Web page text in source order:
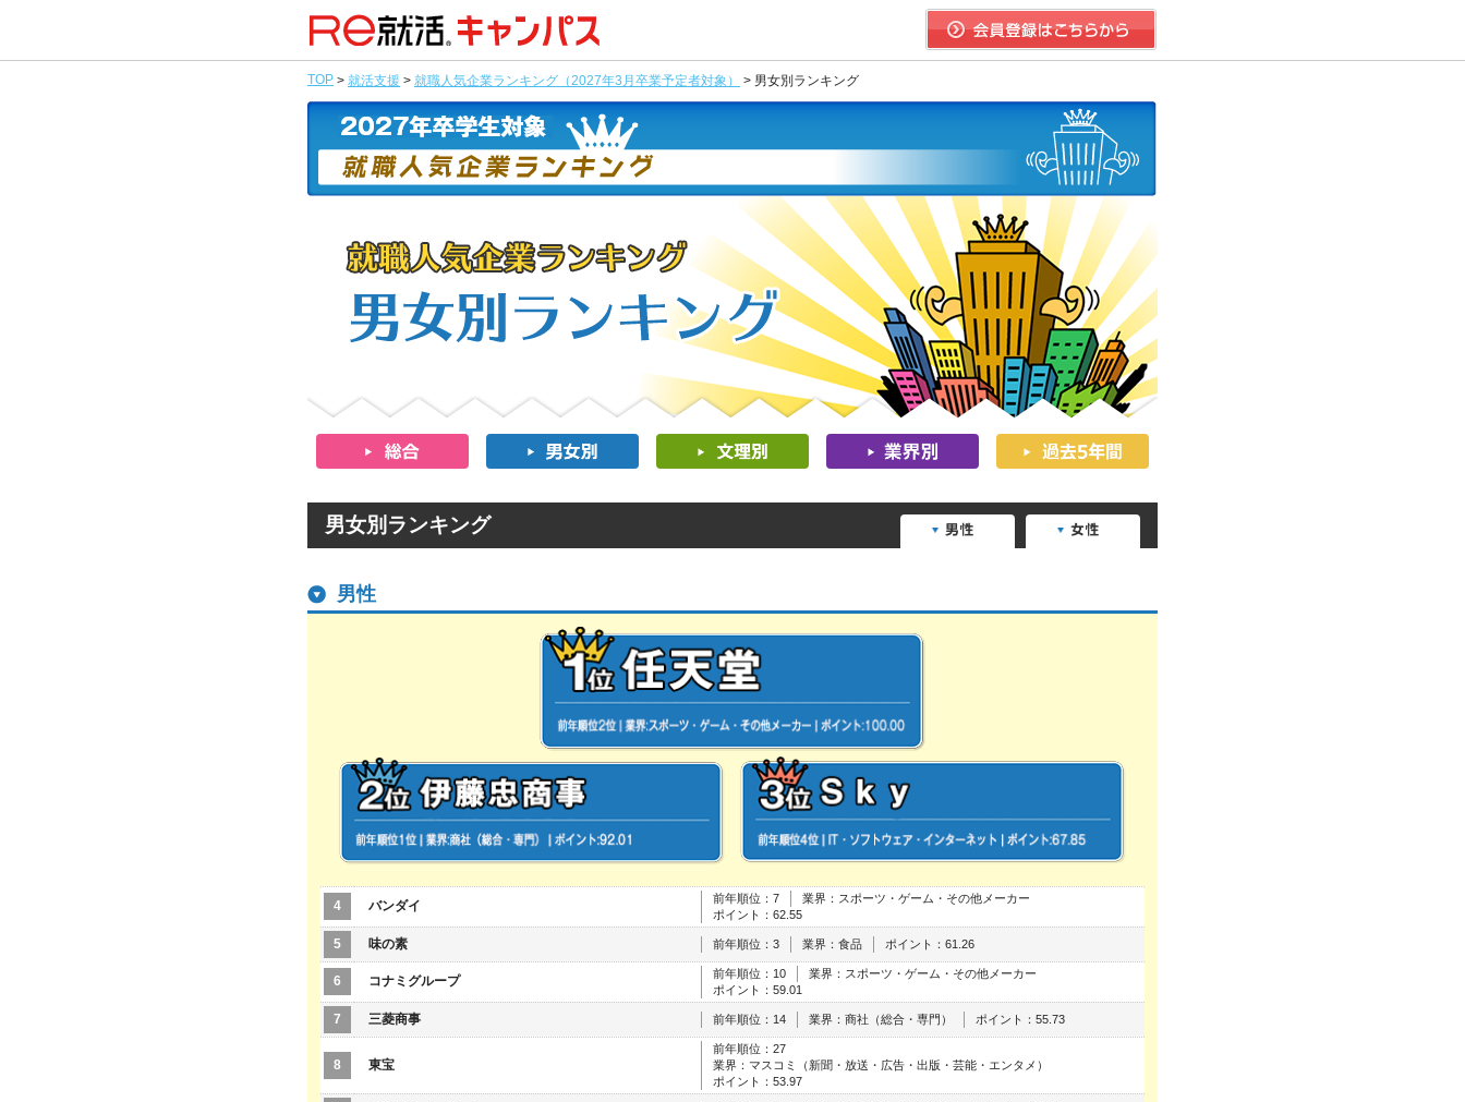
TOP > 就活支援 > 就職人気企業ランキング（2027年3月卒業予定者対象） > 男女別ランキング
男女別ランキング
男性
4 バンダイ 前年順位：7
業界：スポーツ・ゲーム・その他メーカー
ポイント：62.55
5 味の素 前年順位：3 業界：食品 ポイント：61.26
6 コナミグループ 前年順位：10
業界：スポーツ・ゲーム・その他メーカー
ポイント：59.01
7 三菱商事 前年順位：14 業界：商社（総合・専門） ポイント：55.73
8 東宝
前年順位：27
業界：マスコミ（新聞・放送・広告・出版・芸能・エンタメ）
ポイント：53.97